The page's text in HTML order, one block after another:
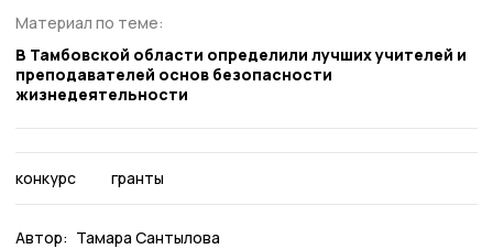
Материал по теме:
В Тамбовской области определили лучших учителей и
преподавателей основ безопасности
жизнедеятельности
конкурс гранты
Автор: Тамара Сантылова